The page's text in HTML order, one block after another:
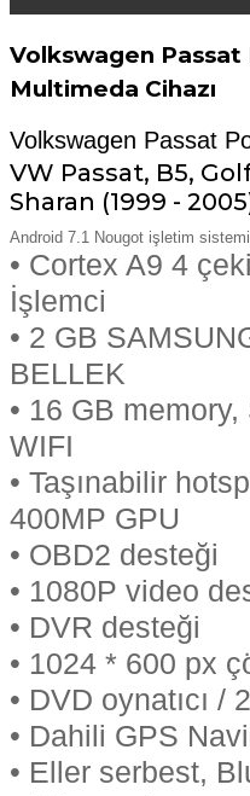
Volkswagen Passat
Multimeda Cihazı
Volkswagen Passat
VW Passat, B5,
Sharan (1999 -
Android 7.1 Nougot işletim sistemi
• Cortex A9 4
İşlemci
• 2 GB
BELLEK
• 16 GB
WIFI
• Taşınabilir
400MP GPU
• OBD2 desteği
• 1080P video
• DVR desteği
• 1024 * 600 px
• DVD oynatıcı /
• Dahili GPS
• Eller serbest,